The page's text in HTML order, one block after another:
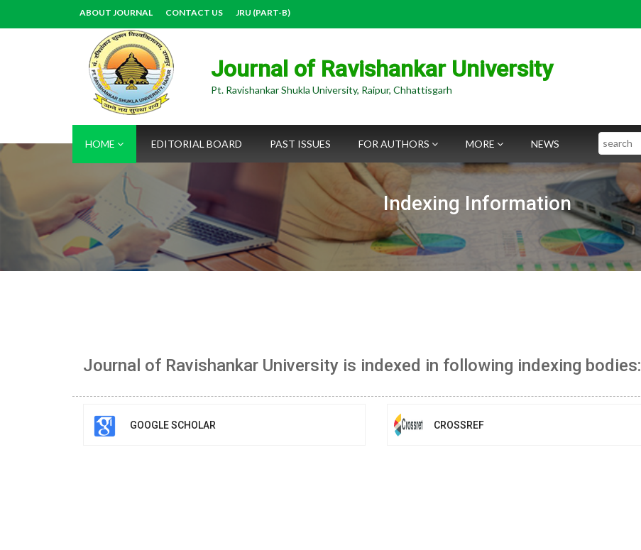
ABOUT JOURNAL CONTACT US JRU (PART-B)
Journal of Ravishankar University
Pt. Ravishankar Shukla University, Raipur, Chhattisgarh
Indexing Information
HOME EDITORIAL BOARD PAST ISSUES FOR AUTHORS MORE NEWS Search
Journal of Ravishankar University is indexed in following indexing bodies:
GOOGLE SCHOLAR CROSSREF